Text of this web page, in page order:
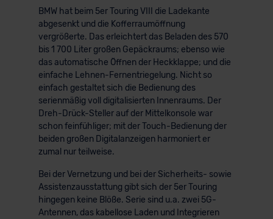
der EU erfolgt, erfolgt dies ausschließlich auf der
Grundlage eines Angemessenheitsbeschlusses der EU-
Kommission (Art. 45 Abs. 1 DSGVO), von
Standarddatenschutzklauseln (Art. 46 Abs. 2 lit. c
DSGVO) oder wenn Sie hierzu Ihre Einwilligung freiwillig
erteilen. Nähere Informationen zu den bestehenden
Datenschutzklauseln können Sie über den Kontakt zu
unserem Datenschutzbeauftragten unter
datenschutz@meinauto.de anfordern.
BMW hat beim 5er Touring VIII die Ladekante
abgesenkt und die Kofferraumöffnung
vergrößerte. Das erleichtert das Beladen des 570
bis 1 700 Liter großen Gepäckraums; ebenso wie
das automatische Öffnen der Heckklappe; und die
einfache Lehnen-Fernentriegelung. Nicht so
einfach gestaltet sich die Bedienung des
serienmäßig voll digitalisierten Innenraums. Der
Dreh-Drück-Steller auf der Mittelkonsole war
schon feinfühliger; mit der Touch-Bedienung der
beiden großen Digitalanzeigen harmoniert er
zumal nur teilweise.
Bei der Vernetzung und bei der Sicherheits- sowie
Assistenzausstattung gibt sich der 5er Touring
hingegen keine Blöße. Serie sind u.a. zwei 5G-
Antennen, das kabellose Laden und Integrieren